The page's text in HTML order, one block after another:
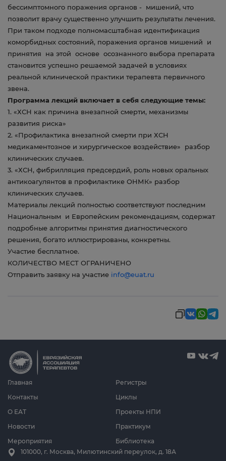
бессимптомного поражения органов - мишений, что
позволит врачу существенно улучшить результаты лечения.
При таком подходе полномасштабная идентификация
коморбидных состояний, поражения органов мишений и
принятия на этой основе осознанного выбора препарата
становится успешно решаемой задачей в условиях
реальной клинической практики терапевта первичного
звена.
Программа лекций включает в себя следующие темы:
1. «ХСН как причина внезапной смерти, механизмы
развития риска»
2. «Профилактика внезапной смерти при ХСН
медикаментозное и хирургическое воздействие» разбор
клинических случаев.
3. «ХСН, фибрилляция предсердий, роль новых оральных
антикоагулянтов в профилактике ОНМК» разбор
клинических случаев.
Материалы лекций полностью соответствуют последним
Национальным и Европейским рекомендациям, содержат
подробные алгоритмы принятия диагностического
решения, богато иллюстрированы, конкретны.
Участие бесплатное.
КОЛИЧЕСТВО МЕСТ ОГРАНИЧЕНО
Отправить заявку на участие info@euat.ru
Главная
О ЕАТ
Новости
Мероприятия
Циклы
Проекты НПИ
Практикум
Библиотека
Регистры
Контакты
101000, г. Москва, Милютинский переулок, д. 18А